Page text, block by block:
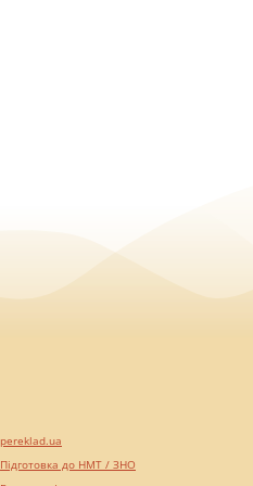
pereklad.ua
Підготовка до НМТ / ЗНО